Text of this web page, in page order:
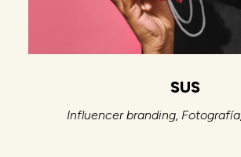
SUS
Influencer branding Fotografía